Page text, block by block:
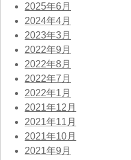
2025年6月
2024年4月
2023年3月
2022年9月
2022年8月
2022年7月
2022年1月
2021年12月
2021年11月
2021年10月
2021年9月